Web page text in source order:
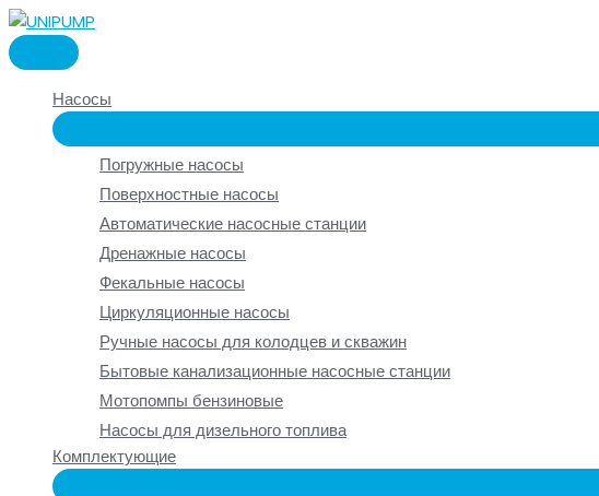
Перейти
к
содержимому
ГЛАВНОЕ
МЕНЮ
Насосы
Погружные насосы
Поверхностные насосы
Автоматические насосные станции
Дренажные насосы
Фекальные насосы
Циркуляционные насосы
Ручные насосы для колодцев и скважин
Бытовые канализационные насосные станции
Мотопомпы бензиновые
Насосы для дизельного топлива
Комплектующие